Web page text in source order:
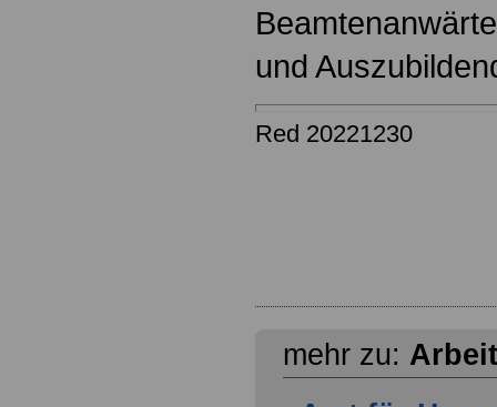
und
Red 20221230
mehr zu: